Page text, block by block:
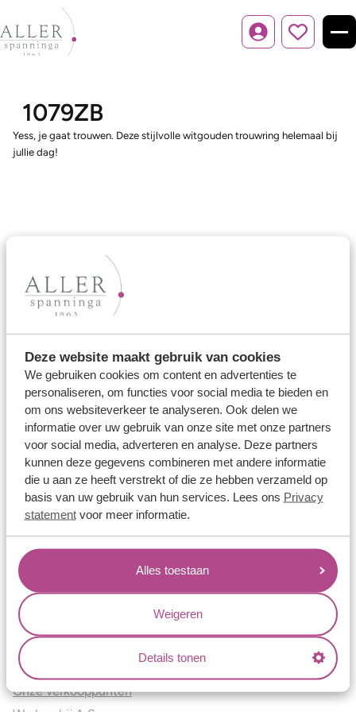
Deze website maakt gebruik van cookies
We gebruiken cookies om content en advertenties te
personaliseren, om functies voor social media te bieden en
om ons websiteverkeer te analyseren. Ook delen we
informatie over uw gebruik van onze site met onze partners
voor social media, adverteren en analyse. Deze partners
kunnen deze gegevens combineren met andere informatie
die u aan ze heeft verstrekt of die ze hebben verzameld op
basis van uw gebruik van hun services. Lees ons Privacy
statementvoor meer informatie.
Alles toestaan
Weigeren
Details tonen
Inloggen
1079ZB
Yess, je gaat trouwen. Deze stijlvolle witgouden trouwring helemaal bij
jullie dag!
Ons aanbod
Trouwringen
Memoireringen
Verlovingsringen
Vriendschapsringen
Over ons
Aller Spanninga
Historie
Certificaten
Blogs
Jouw voordelen
Conflictvrije Materialen
Oneindig veel mogelijkheden
Kwaliteit
Juweliers & Contact
Onze verkooppunten